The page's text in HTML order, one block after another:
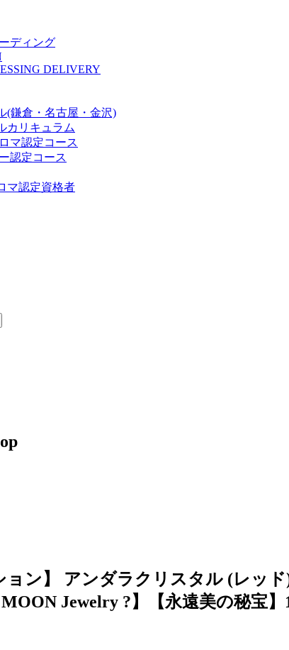
ディング
DELIVERY
(鎌倉・名古屋・金沢)
カリキュラム
マ認定コース
認定コース
マ認定資格者
ョン】 アンダラクリスタル (レッ
Jewelry ?】【永遠美の秘宝】